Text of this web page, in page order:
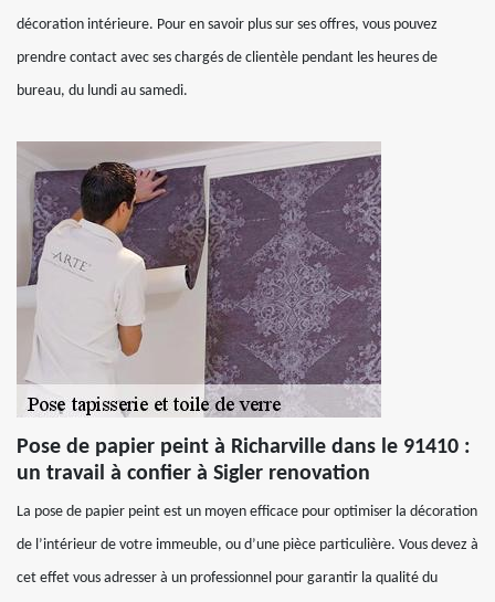
décoration intérieure. Pour en savoir plus sur ses offres, vous pouvez
prendre contact avec ses chargés de clientèle pendant les heures de
bureau, du lundi au samedi.
Pose de papier peint à Richarville dans le 91410 :
un travail à confier à Sigler renovation
La pose de papier peint est un moyen efficace pour optimiser la décoration
de l’intérieur de votre immeuble, ou d’une pièce particulière. Vous devez à
cet effet vous adresser à un professionnel pour garantir la qualité du